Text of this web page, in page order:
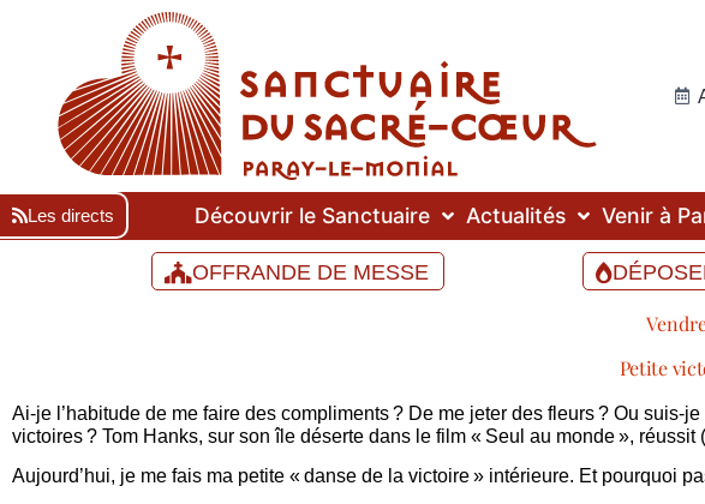
Les directs Découvrir le Sanctuaire Actualités Venir à
OFFRANDE DE MESSE
Petite
Ai-je l’habitude de me faire des compliments ? De me jeter des fleurs ? Ou
victoires ? Tom Hanks, sur son île déserte dans le film « Seul au monde »,
Aujourd’hui, je me fais ma petite « danse de la victoire » intérieure. Et pourquoi